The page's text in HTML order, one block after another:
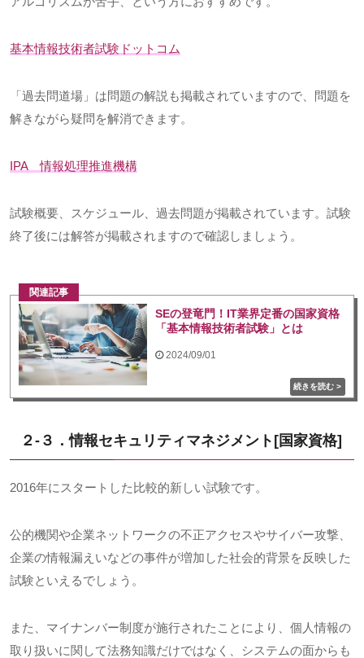
基本情報技術者試験ドットコム
「過去問道場」は問題の解説も掲載されていますので、問題を
解きながら疑問を解消できます。
IPA情報処理推進機構
試験概要、スケジュール、過去問題が掲載されています。試験
終了後には解答が掲載されますので確認しましょう。
関連記事
SEの登竜門！IT業界定番の国家資格
「基本情報技術者試験」とは
2024/09/01
２-３．情報セキュリティマネジメント [国家資格]
2016年にスタートした比較的新しい試験です。
公的機関や企業ネットワークの不正アクセスやサイバー攻撃、
企業の情報漏えいなどの事件が増加した社会的背景を反映した
試験といえるでしょう。
また、マイナンバー制度が施行されたことにより、個人情報の
取り扱いに関して法務知識だけではなく、システムの面からも